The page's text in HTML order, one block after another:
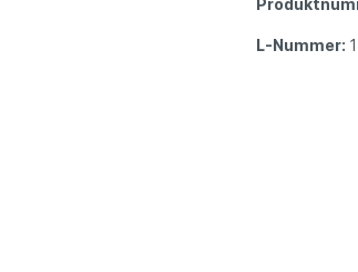
L-Nummer: